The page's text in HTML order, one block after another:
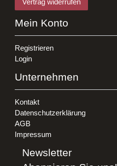
Vertrag widerrufen
Mein Konto
Registrieren
Login
Unternehmen
Kontakt
Datenschutzerklärung
AGB
Impressum
Newsletter